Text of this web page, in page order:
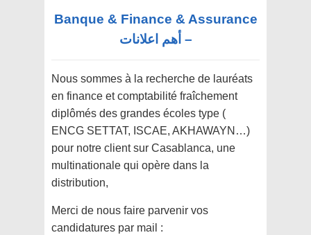
Banque & Finance & Assurance
– أهم اعلانات
Nous sommes à la recherche de lauréats
en finance et comptabilité fraîchement
diplômés des grandes écoles type (
ENCG SETTAT, ISCAE, AKHAWAYN…)
pour notre client sur Casablanca, une
multinationale qui opère dans la
distribution,
Merci de nous faire parvenir vos
candidatures par mail :